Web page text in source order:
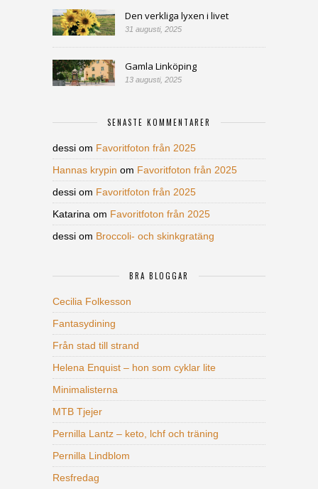
Den verkliga lyxen i livet
31 augusti, 2025
Gamla Linköping
13 augusti, 2025
SENASTE KOMMENTARER
dessi om Favoritfoton från 2025
Hannas krypin om Favoritfoton från 2025
dessi om Favoritfoton från 2025
Katarina om Favoritfoton från 2025
dessi om Broccoli- och skinkgratäng
BRA BLOGGAR
Cecilia Folkesson
Fantasydining
Från stad till strand
Helena Enquist – hon som cyklar lite
Minimalisterna
MTB Tjejer
Pernilla Lantz – keto, lchf och träning
Pernilla Lindblom
Resfredag